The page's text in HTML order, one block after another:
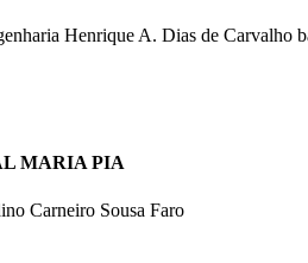
Henrique A. Dias de Carvalho
MARIA PIA
Carneiro Sousa Faro